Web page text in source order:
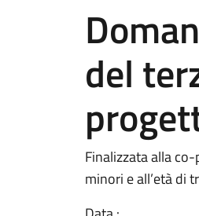
del
Finalizzata alla
minori e all’età di